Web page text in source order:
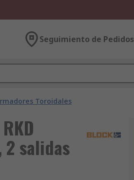
Seguimiento de Pedidos
Toroidales
2 salidas